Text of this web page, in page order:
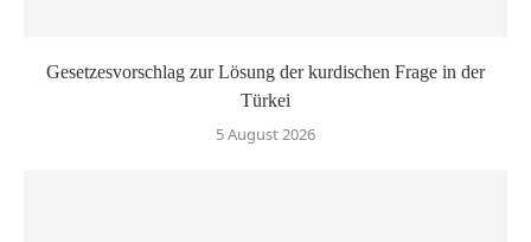
Gesetzesvorschlag zur Lösung der kurdischen Frage in der
Türkei
5 August 2026